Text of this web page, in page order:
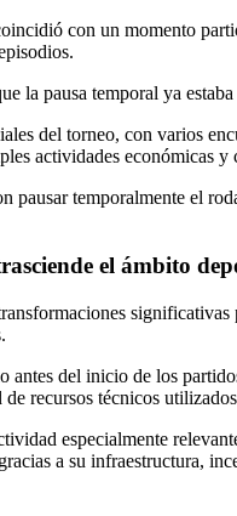
con un momento
la pausa temporal ya
del torneo, con varios
actividades económicas
pausar temporalmente el
el ámbito
del inicio de los
recursos técnicos
especialmente
a su infraestructura,